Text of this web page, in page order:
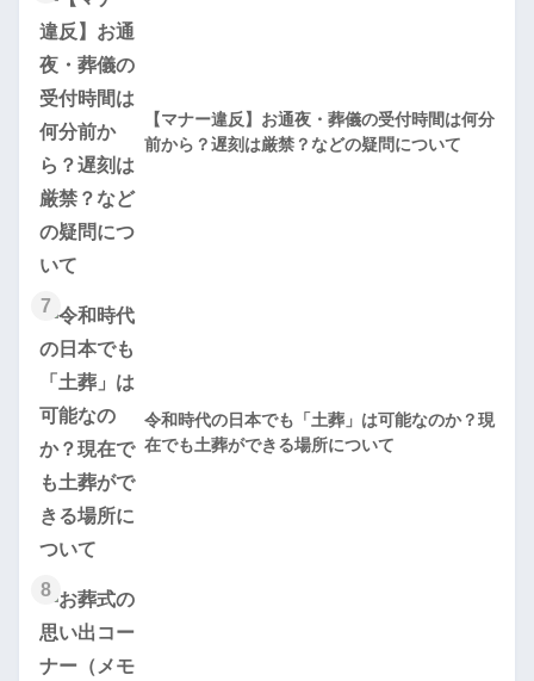
【マナー違反】お通夜・葬儀の受付時間は何分
前から？遅刻は厳禁？などの疑問について
7
令和時代の日本でも「土葬」は可能なのか？現
在でも土葬ができる場所について
8